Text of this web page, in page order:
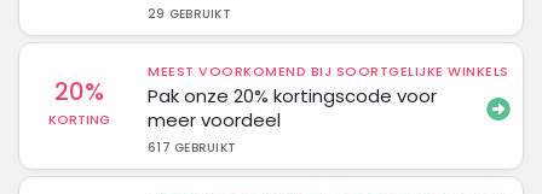
29 GEBRUIKT
20%
KORTING
MEEST VOORKOMEND BIJ SOORTGELIJKE WINKELS
Pak onze 20% kortingscode voor
meer voordeel
617 GEBRUIKT